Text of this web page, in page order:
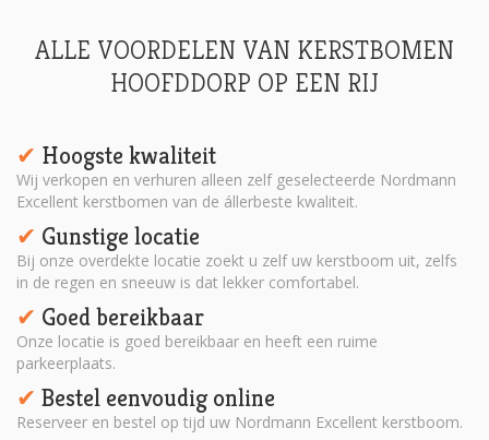
ALLE VOORDELEN VAN KERSTBOMEN
HOOFDDORP OP EEN RIJ
✔︎ Hoogste kwaliteit
Wij verkopen en verhuren alleen zelf geselecteerde Nordmann
Excellent kerstbomen van de állerbeste kwaliteit.
✔︎ Gunstige locatie
Bij onze overdekte locatie zoekt u zelf uw kerstboom uit, zelfs
in de regen en sneeuw is dat lekker comfortabel.
✔︎ Goed bereikbaar
Onze locatie is goed bereikbaar en heeft een ruime
parkeerplaats.
✔︎ Bestel eenvoudig online
Reserveer en bestel op tijd uw Nordmann Excellent kerstboom.